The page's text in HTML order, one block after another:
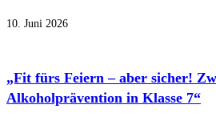
10. Juni 2026
„Fit fürs Feiern – aber sicher!
Alkoholprävention in Klasse 7“